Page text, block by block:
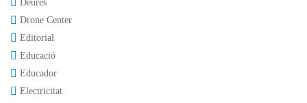
Deures
Drone Center
Editorial
Educació
Educador
Electricitat